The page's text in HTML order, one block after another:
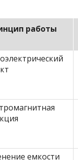
работы
емкости